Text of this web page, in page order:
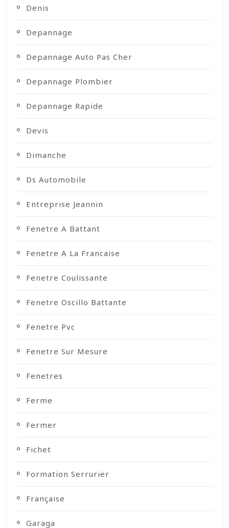
Denis
Depannage
Depannage Auto Pas Cher
Depannage Plombier
Depannage Rapide
Devis
Dimanche
Ds Automobile
Entreprise Jeannin
Fenetre A Battant
Fenetre A La Francaise
Fenetre Coulissante
Fenetre Oscillo Battante
Fenetre Pvc
Fenetre Sur Mesure
Fenetres
Ferme
Fermer
Fichet
Formation Serrurier
Française
Garaga